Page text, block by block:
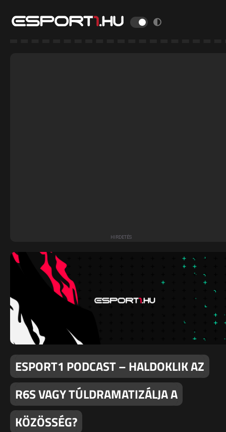
ESPORT1 PODCAST – HALDOKLIK AZ
R6S VAGY TÚLDRAMATIZÁLJA A
KÖZÖSSÉG?